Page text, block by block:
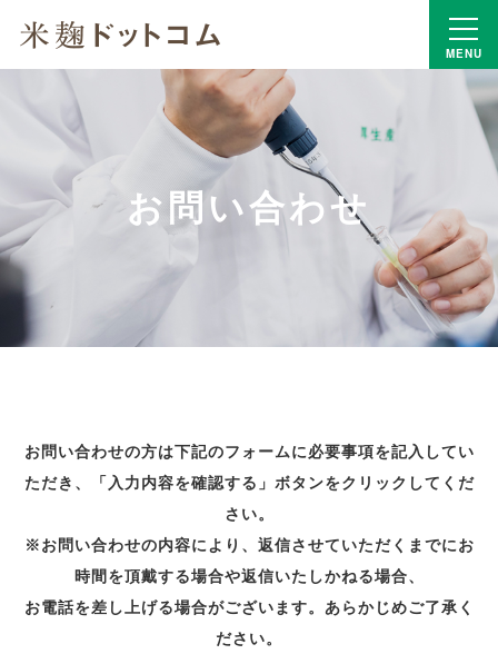
MENU
お問い合わせ
お問い合わせの方は下記のフォームに必要事項を記入してい
ただき、「入力内容を確認する」ボタンをクリックしてくだ
さい。
※お問い合わせの内容により、返信させていただくまでにお
時間を頂戴する場合や返信いたしかねる場合、
お電話を差し上げる場合がございます。あらかじめご了承く
ださい。